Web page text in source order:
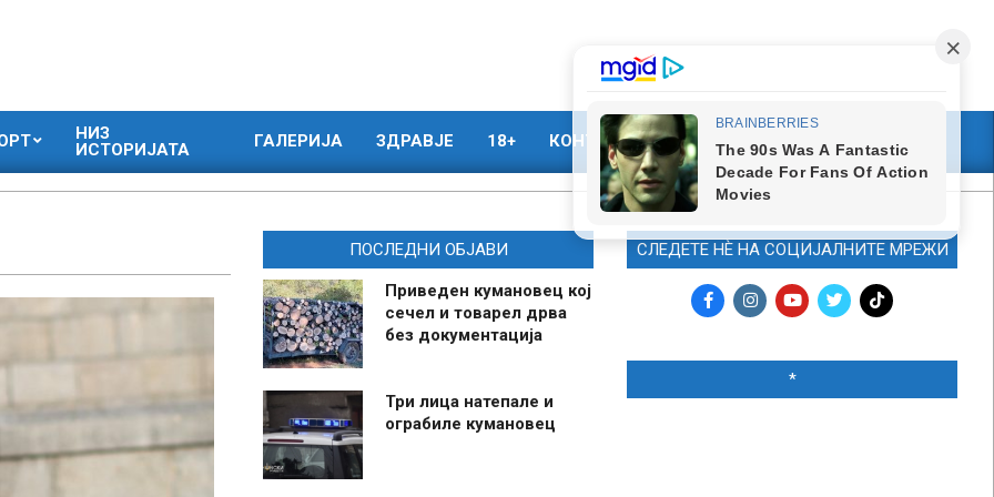
НИЗ
ИСТОРИЈАТА
ГАЛЕРИЈА ЗДРАВЈЕ 18+ КОНТАКТ МАРКЕТИНГ
ПОСЛЕДНИ ОБЈАВИ
Приведен кумановец кој
сечел и товарел дрва
без документација
Три лица натепале и
ограбиле кумановец
СЛЕДЕТЕ НЀ НА СОЦИЈАЛНИТЕ МРЕЖИ
*